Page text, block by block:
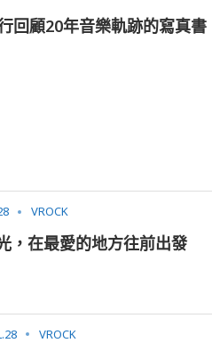
回顧20年音樂軌跡的寫真書
VROCK
，在最愛的地方往前出發
VROCK